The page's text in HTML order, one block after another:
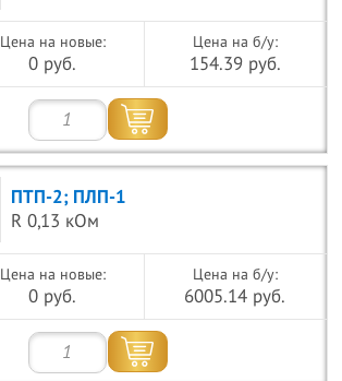
Цена на новые:
0 руб.
Цена на б/у:
154.39 руб.
ПТП-2; ПЛП-1
R 0,13 кОм
Цена на новые:
0 руб.
Цена на б/у:
6005.14 руб.